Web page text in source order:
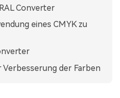
Converter
eines CMYK zu
Verbesserung der Farben